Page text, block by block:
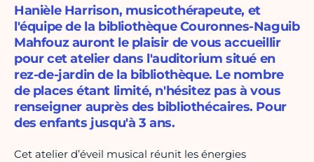
Hanièle Harrison, musicothérapeute, et
l'équipe de la bibliothèque Couronnes-Naguib
Mahfouz auront le plaisir de vous accueillir
pour cet atelier dans l'auditorium situé en
rez-de-jardin de la bibliothèque. Le nombre
de places étant limité, n'hésitez pas à vous
renseigner auprès des bibliothécaires. Pour
des enfants jusqu'à 3 ans.
Cet atelier d’éveil musical réunit les énergies